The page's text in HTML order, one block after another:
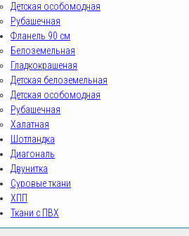
Детская особомодная
Рубашечная
Фланель 90 см
Белоземельная
Гладкокрашеная
Детская белоземельная
Детская особомодная
Рубашечная
Халатная
Шотландка
Диагональ
Двунитка
Суровые ткани
ХПП
Ткани с ПВХ